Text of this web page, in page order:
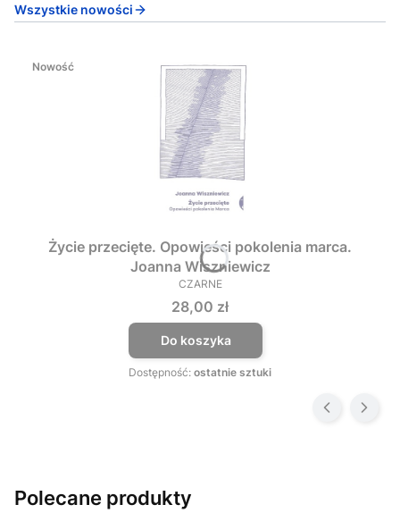
Wszystkie nowości
Nowość
Życie przecięte. Opowieści pokolenia marca.
Joanna Wiszniewicz
PRODUCENT
CZARNE
Cena
28,00 zł
Do koszyka
Dostępność: ostatnie sztuki
Polecane produkty